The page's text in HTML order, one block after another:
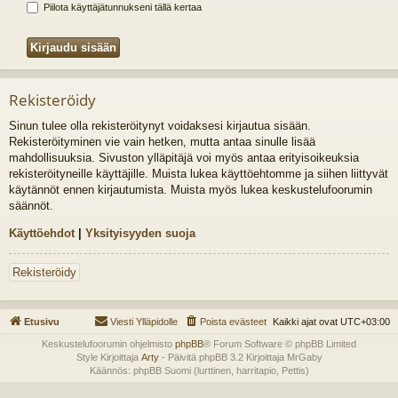
Piilota käyttäjätunnukseni tällä kertaa
Rekisteröidy
Sinun tulee olla rekisteröitynyt voidaksesi kirjautua sisään.
Rekisteröityminen vie vain hetken, mutta antaa sinulle lisää
mahdollisuuksia. Sivuston ylläpitäjä voi myös antaa erityisoikeuksia
rekisteröityneille käyttäjille. Muista lukea käyttöehtomme ja siihen liittyvät
käytännöt ennen kirjautumista. Muista myös lukea keskustelufoorumin
säännöt.
Käyttöehdot | Yksityisyyden suoja
Rekisteröidy
Etusivu Kaikki ajat ovat UTC+03:00
Poista evästeet
Viesti Ylläpidolle
Keskustelufoorumin ohjelmisto phpBB® Forum Software © phpBB Limited
Style Kirjoittaja Arty- Päivitä phpBB 3.2 Kirjoittaja MrGaby
Käännös: phpBB Suomi (lurttinen, harritapio, Pettis)